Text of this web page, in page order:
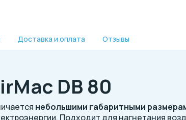
Доставка и оплата Отзывы
DB 80
небольшими габаритными
Подходит для нагнетания